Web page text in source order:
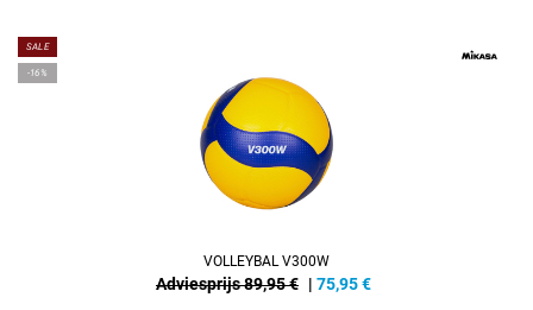
SALE
-16%
VOLLEYBAL V300W
Adviesprijs 89,95 € | 75,95€